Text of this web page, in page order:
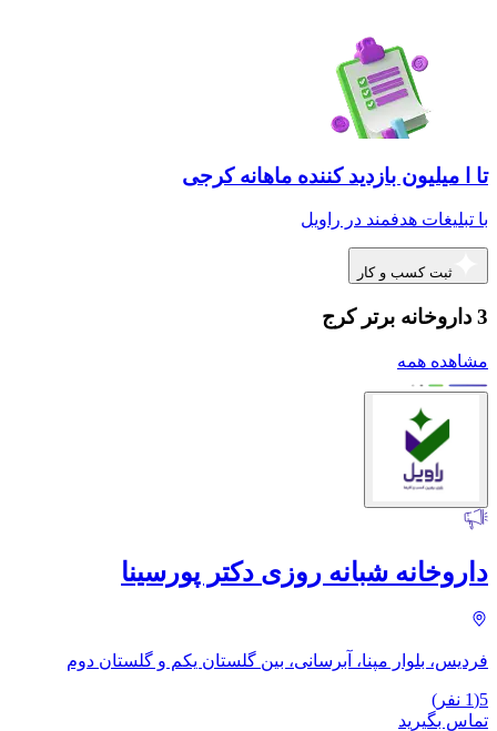
تا ا میلیون بازدید کننده ماهانه کرجی
با تبلیغات هدفمند در راویل
ثبت کسب و کار
3 داروخانه برتر کرج
مشاهده همه
داروخانه شبانه روزی دکتر پورسینا
فردیس، بلوار مپنا، آبرسانی، بین گلستان یکم و گلستان دوم
5
(
1 نفر)
تماس بگیرید